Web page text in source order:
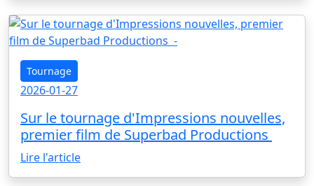
Tournage
2026-01-27
Sur le tournage d'Impressions nouvelles,
premier film de Superbad Productions
Lire l'article